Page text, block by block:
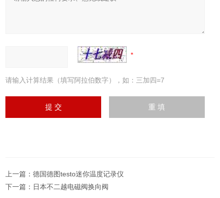
请输入计算结果（填写阿拉伯数字），如：三加四=7
上一篇：德国德图testo迷你温度记录仪
下一篇： 日本不二越电磁阀换向阀